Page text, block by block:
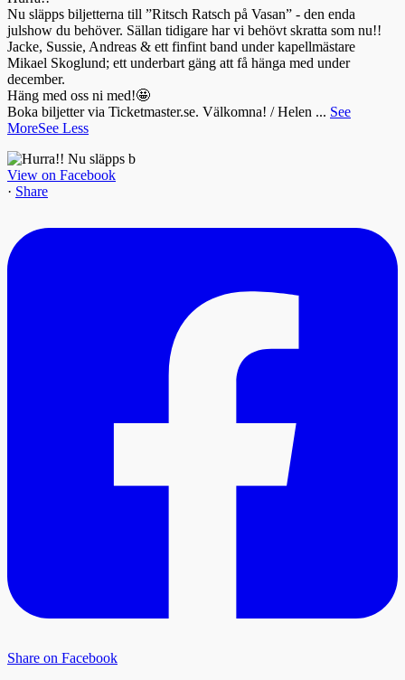
Nu släpps biljetterna till ”Ritsch Ratsch på Vasan” - den enda
julshow du behöver. Sällan tidigare har vi behövt skratta som nu!!
Jacke, Sussie, Andreas & ett finfint band under kapellmästare
Mikael Skoglund; ett underbart gäng att få hänga med under
december.
Häng med oss ni med!🤩
Boka biljetter via Ticketmaster.se. Välkomna! / Helen ... See
MoreSee Less
View on Facebook
· Share
Share on Facebook